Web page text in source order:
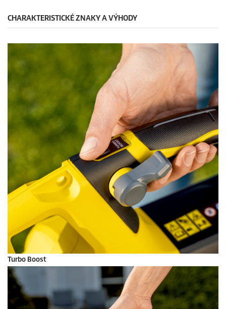
CHARAKTERISTICKÉ ZNAKY A VÝHODY
Turbo Boost